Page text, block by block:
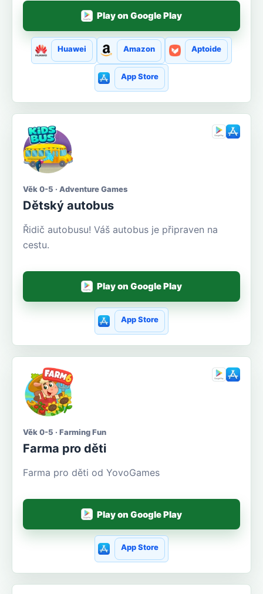
Play on Google Play
Huawei Amazon Aptoide
App Store
Věk 0-5 · Adventure Games
Dětský autobus
Řidič autobusu! Váš autobus je připraven na
cestu.
Play on Google Play
App Store
Věk 0-5 · Farming Fun
Farma pro děti
Farma pro děti od YovoGames
Play on Google Play
App Store